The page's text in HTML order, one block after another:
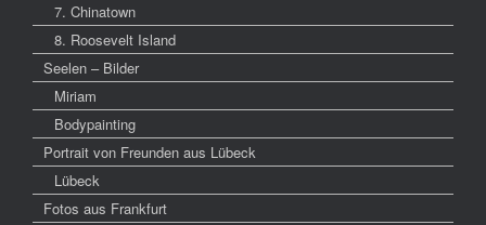
7. Chinatown
8. Roosevelt Island
Seelen – Bilder
Miriam
Bodypainting
Portrait von Freunden aus Lübeck
Lübeck
Fotos aus Frankfurt